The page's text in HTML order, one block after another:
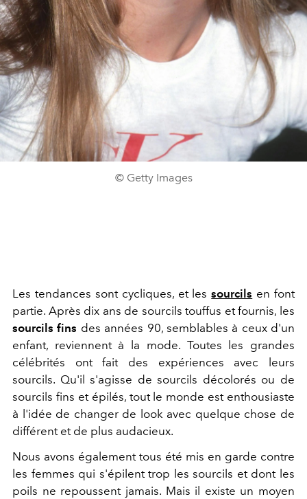
© Getty Images
Les tendances sont cycliques, et lessourcils en font
partie. Après dix ans de sourcils touffus et fournis, les
sourcils fins des années 90, semblables à ceux d'un
enfant, reviennent à la mode. Toutes les grandes
célébrités ont fait des expériences avec leurs
sourcils. Qu'il s'agisse de sourcils décolorés ou de
sourcils fins et épilés, tout le monde est enthousiaste
à l'idée de changer de look avec quelque chose de
différent et de plus audacieux.
Nous avons également tous été mis en garde contre
les femmes qui s'épilent trop les sourcils et dont les
poils ne repoussent jamais. Mais il existe un moyen